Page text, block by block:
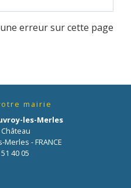
erreur sur cette page
mairie
les-Merles
- FRANCE
40 05